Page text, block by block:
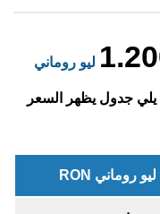
ليو روماني
يلي جدول يظهر السعر
ليو روماني RON